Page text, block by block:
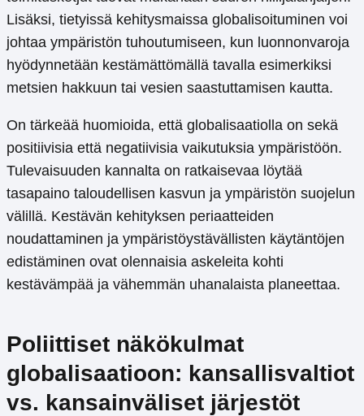
Lisäksi, tietyissä kehitysmaissa globalisoituminen voi
johtaa ympäristön tuhoutumiseen, kun luonnonvaroja
hyödynnetään kestämättömällä tavalla esimerkiksi
metsien hakkuun tai vesien saastuttamisen kautta.
On tärkeää huomioida, että globalisaatiolla on sekä
positiivisia että negatiivisia vaikutuksia ympäristöön.
Tulevaisuuden kannalta on ratkaisevaa löytää
tasapaino taloudellisen kasvun ja ympäristön suojelun
välillä. Kestävän kehityksen periaatteiden
noudattaminen ja ympäristöystävällisten käytäntöjen
edistäminen ovat olennaisia askeleita kohti
kestävämpää ja vähemmän uhanalaista planeettaa.
Poliittiset näkökulmat
globalisaatioon: kansallisvaltiot
vs. kansainväliset järjestöt